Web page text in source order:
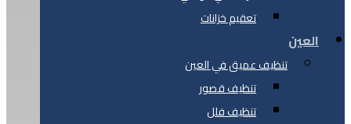
تعقيم خزانات
العين
تنظيف عميق في العين
تنظيف قصور
تنظيف فلل